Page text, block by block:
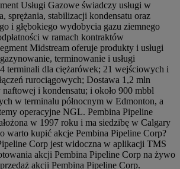
Usługi Gazowe świadczy usługi w
sprężania, stabilizacji kondensatu oraz
i głębokiego wydobycia gazu ziemnego
w ramach kontraktów
Midstream oferuje produkty i usługi
terminowanie i usługi
terminali dla ciężarówek; 21 wejściowych i
rurociągowych; Dostawa 1,2 mln
naftowej i kondensatu; i około 900 mbbl
w terminalu północnym w Edmonton, a
operacyjne NGL. Pembina Pipeline
w 1997 roku i ma siedzibę w Calgary
warto kupić akcje Pembina Pipeline Corp?
Corp jest widoczna w aplikacji TMS
akcji Pembina Pipeline Corp na żywo
akcji Pembina Pipeline Corp.